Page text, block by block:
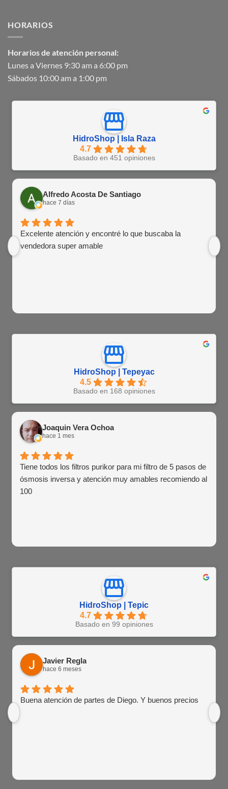
HORARIOS
Horarios de atención personal:
Lunes a Viernes 9:30 am a 6:00 pm
Sábados 10:00 am a 1:00 pm
HidroShop | Isla Raza
4.7
Basado en 451 opiniones
Alfredo Acosta De Santiago
hace 7 días
Excelente atención y encontré lo que buscaba la
vendedora super amable
HidroShop | Tepeyac
4.5
Basado en 168 opiniones
Joaquin Vera Ochoa
hace 1 mes
Tiene todos los filtros purikor para mi filtro de 5 pasos de
ósmosis inversa y atención muy amables recomiendo al
100
HidroShop | Tepic
4.7
Basado en 99 opiniones
Javier Regla
hace 6 meses
Buena atención de partes de Diego. Y buenos precios